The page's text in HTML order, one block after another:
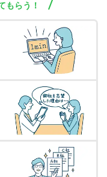
もらう！